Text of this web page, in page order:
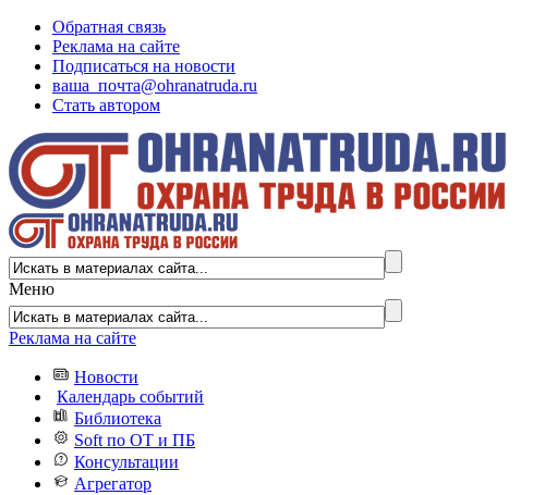
Обратная связь
Реклама на сайте
Подписаться на новости
ваша_почта@ohranatruda.ru
Стать автором
Меню
Реклама на сайте
Новости
Календарь событий
Библиотека
Soft по ОТ и ПБ
Консультации
Агрегатор